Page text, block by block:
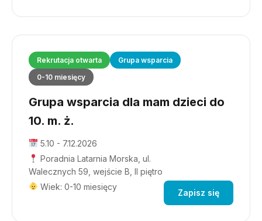
Rekrutacja otwarta
Grupa wsparcia
0-10 miesięcy
Grupa wsparcia dla mam dzieci do
10. m. ż.
5.10 - 7.12.2026
Poradnia Latarnia Morska, ul.
Walecznych 59, wejście B, II piętro
Wiek: 0-10 miesięcy
Zapisz się